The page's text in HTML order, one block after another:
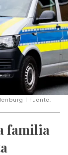
| Fuente:
familia